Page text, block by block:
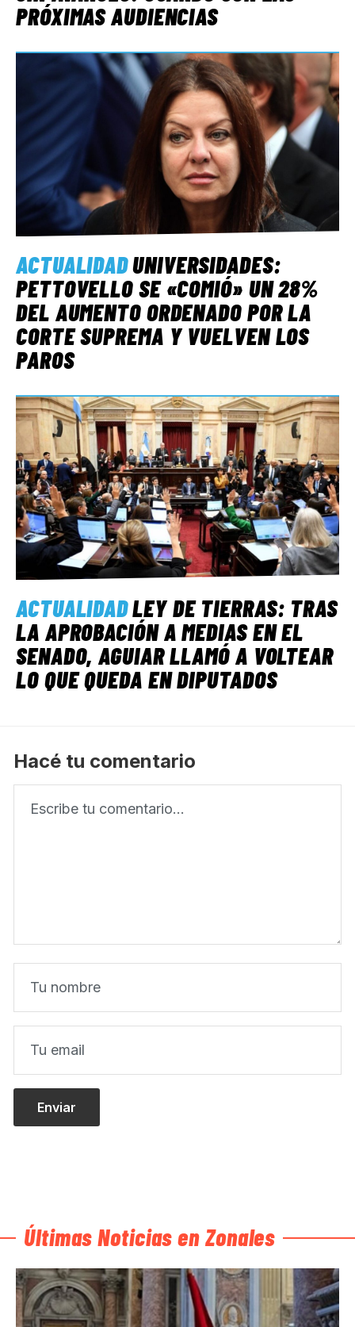
PRÓXIMAS AUDIENCIAS
ACTUALIDADUNIVERSIDADES:
PETTOVELLO SE «COMIÓ» UN 28%
DEL AUMENTO ORDENADO POR LA
CORTE SUPREMA Y VUELVEN LOS
PAROS
ACTUALIDADLEY DE TIERRAS: TRAS
LA APROBACIÓN A MEDIAS EN EL
SENADO, AGUIAR LLAMÓ A VOLTEAR
LO QUE QUEDA EN DIPUTADOS
Hacé tu comentario
Últimas Noticias en Zonales